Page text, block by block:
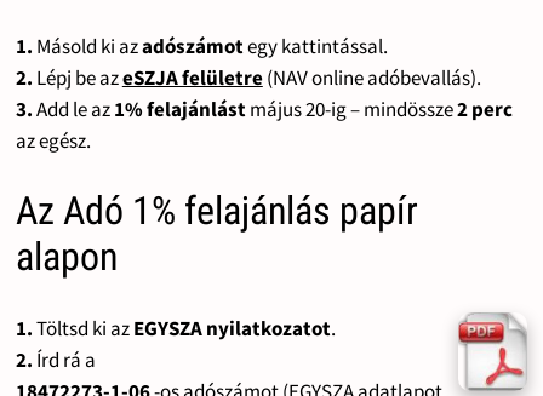
1. Másold ki azadószámotegy kattintással.
2. Lépj be azeSZJA felületre(NAV online adóbevallás).
3.Add le az1% felajánlástmájus 20-ig – mindössze2 perc
az egész.
Az Adó 1% felajánlás papír
alapon
1.Töltsd ki azEGYSZA nyilatkozatot.
2. Írd rá a